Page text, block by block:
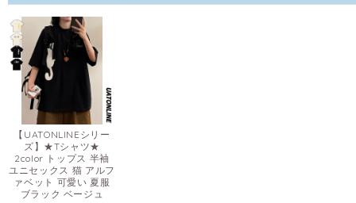
【UATONLINEシリー
ズ】★Tシャツ★
2color トップス 半袖
ユニセックス 猫 アルフ
ァベット 可愛い 夏服
ブラック ベージュ